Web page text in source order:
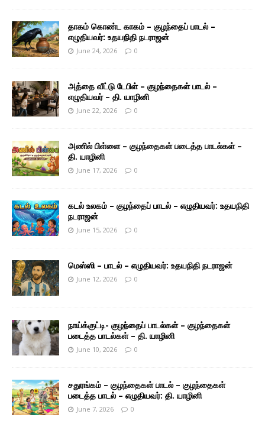
தாகம் கொண்ட காகம் – குழந்தைப் பாடல் –
எழுதியவர்: உதயநிதி நடராஜன்
June 24, 2026 0
அத்தை வீட்டு டேபிள் – குழந்தைகள் பாடல் –
எழுதியவர் – தி. யாழினி
June 22, 2026 0
அணில் பிள்ளை – குழந்தைகள் படைத்த பாடல்கள் –
தி. யாழினி
June 17, 2026 0
கடல் உலகம் – குழந்தைப் பாடல் – எழுதியவர்: உதயநிதி
நடராஜன்
June 15, 2026 0
மெஸ்ஸி – பாடல் – எழுதியவர்: உதயநிதி நடராஜன்
June 12, 2026 0
நாய்க்குட்டி- குழந்தைப் பாடல்கள் – குழந்தைகள்
படைத்த பாடல்கள் – தி. யாழினி
June 10, 2026 0
சதுரங்கம் – குழந்தைகள் பாடல் – குழந்தைகள்
படைத்த பாடல் – எழுதியவர்: தி. யாழினி
June 7, 2026 0